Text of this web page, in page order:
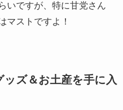
いですが、特に甘党さん
マストですよ！
ズ＆お土産を手に入